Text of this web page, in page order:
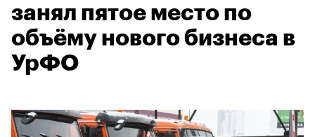
занял пятое место по
объёму нового бизнеса в
УрФО